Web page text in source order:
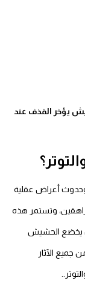
يؤخر القذف عند
أعراض عقلية
وتستمر هذه
يخضع الحشيش
الآثار